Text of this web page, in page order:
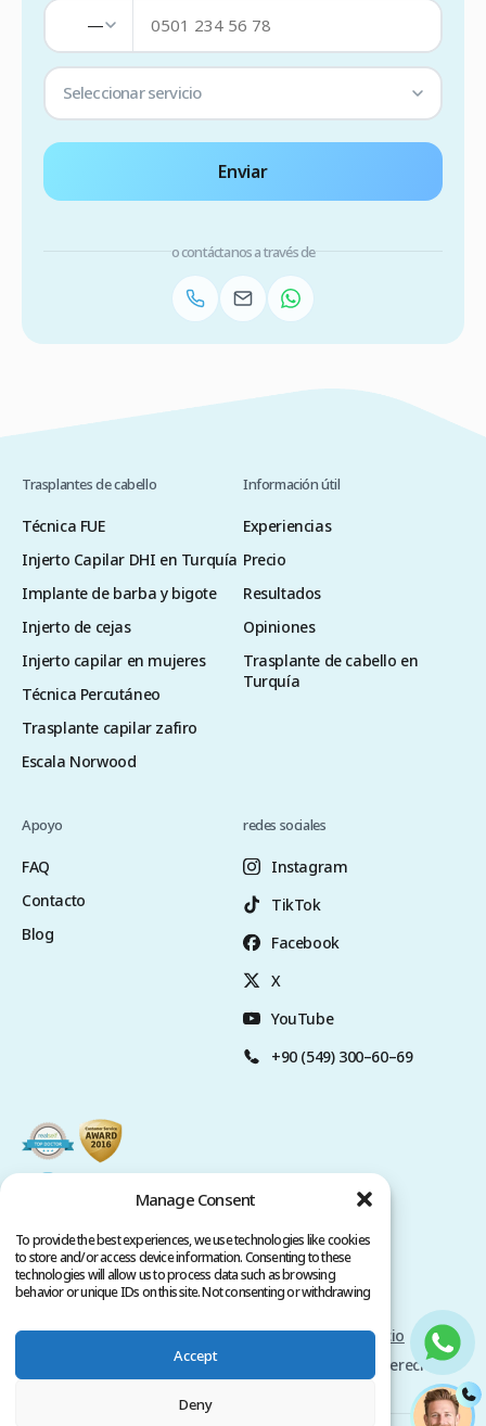
Manage Consent
To provide the best experiences, we use technologies like cookies
to store and/or access device information. Consenting to these
technologies will allow us to process data such as browsing
behavior or unique IDs on this site. Not consenting or withdrawing
Accept
Deny
—
Seleccionar servicio
Enviar
o contáctanos a través de
Trasplantes de cabello
Técnica FUE
Injerto Capilar DHI en Turquía
Implante de barba y bigote
Injerto de cejas
Injerto capilar en mujeres
Técnica Percutáneo
Trasplante capilar zafiro
Escala Norwood
Información útil
Experiencias
Precio
Resultados
Opiniones
Trasplante de cabello en
Turquía
Apoyo
FAQ
Contacto
Blog
redes sociales
Instagram
TikTok
Facebook
X
YouTube
+90 (549) 300–60–69
Politica de privacidad
Términos del servicio
Copyright @ 2026 www.clinicana.com. Todos los derechos
reservados.